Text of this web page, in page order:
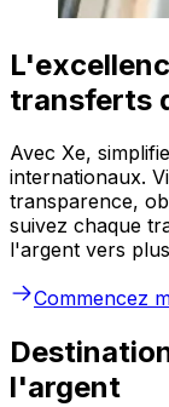
transferts
Avec Xe,
internationaux.
transparence,
suivez chaque
l'argent vers
Commencez
l'argent